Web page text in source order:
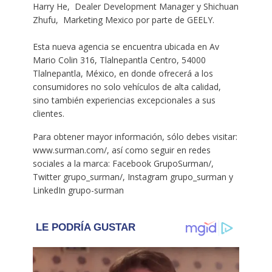
Harry He, Dealer Development Manager y Shichuan
Zhufu, Marketing Mexico por parte de GEELY.
Esta nueva agencia se encuentra ubicada en Av
Mario Colin 316, Tlalnepantla Centro, 54000
Tlalnepantla, México, en donde ofrecerá a los
consumidores no solo vehículos de alta calidad,
sino también experiencias excepcionales a sus
clientes.
Para obtener mayor información, sólo debes visitar:
www.surman.com/, así como seguir en redes
sociales a la marca: Facebook GrupoSurman/,
Twitter grupo_surman/, Instagram grupo_surman y
LinkedIn grupo-surman